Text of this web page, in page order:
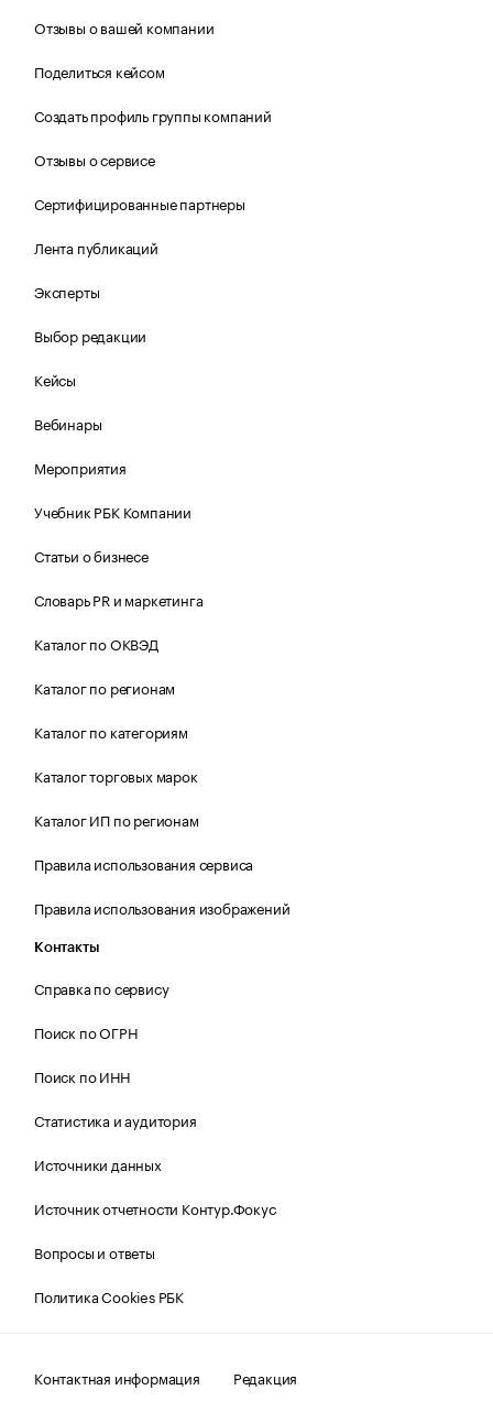
Отзывы о вашей компании
Поделиться кейсом
Создать профиль группы компаний
Отзывы о сервисе
Сертифицированные партнеры
Лента публикаций
Эксперты
Выбор редакции
Кейсы
Вебинары
Мероприятия
Учебник РБК Компании
Статьи о бизнесе
Словарь PR и маркетинга
Каталог по ОКВЭД
Каталог по регионам
Каталог по категориям
Каталог торговых марок
Каталог ИП по регионам
Правила использования сервиса
Правила использования изображений
Контакты
Справка по сервису
Поиск по ОГРН
Поиск по ИНН
Статистика и аудитория
Источники данных
Источник отчетности Контур.Фокус
Вопросы и ответы
Политика Cookies РБК
Контактная информация
Редакция